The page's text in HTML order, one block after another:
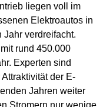
liegen voll im
Elektroautos in
Jahr verdreifacht.
rund 450.000
Experten sind
der E-
Jahren weiter
Stromern nur wenige